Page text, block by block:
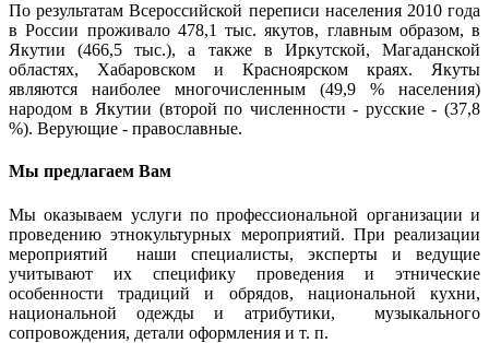
По результатам Всероссийской переписи населения 2010 года
в России проживало 478,1 тыс. якутов, главным образом, в
Якутии (466,5 тыс.), а также в Иркутской, Магаданской
областях, Хабаровском и Красноярском краях. Якуты
являются наиболее многочисленным (49,9 % населения)
народом в Якутии (второй по численности - русские - (37,8
%). Верующие - православные.
Мы предлагаем Вам
Мы оказываем услуги по профессиональной организации и
проведению этнокультурных мероприятий. При реализации
мероприятий наши специалисты, эксперты и ведущие
учитывают их специфику проведения и этнические
особенности традиций и обрядов, национальной кухни,
национальной одежды и атрибутики, музыкального
сопровождения, детали оформления и т. п.